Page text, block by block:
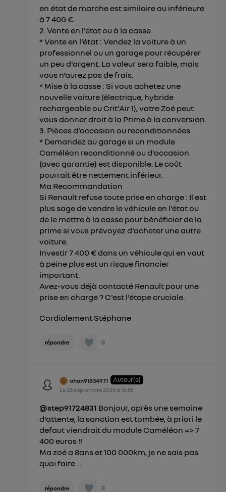
en état de marche est similaire ou inférieure
à 7 400 €.
2. Vente en l'état ou à la casse
* Vente en l'état : Vendez la voiture à un
professionnel ou un garage pour récupérer
un peu d'argent. La valeur sera faible, mais
vous n'aurez pas de frais.
* Mise à la casse : Si vous achetez une
nouvelle voiture (électrique, hybride
rechargeable ou Crit'Air 1), votre Zoé peut
vous donner droit à la Prime à la conversion.
3. Pièces d'occasion ou reconditionnées
* Demandez au garage si un module
Caméléon reconditionné ou d'occasion
(avec garantie) est disponible. Le coût
pourrait être nettement inférieur.
Ma Recommandation
Si Renault refuse toute prise en charge : Il est
plus sage de vendre le véhicule en l'état ou
de le mettre à la casse pour bénéficier de la
prime si vous prévoyez d'acheter une autre
voiture.
Investir 7 400 € dans un véhicule qui en vaut
à peine plus est un risque financier
important.
Avez-vous déjà contacté Renault pour une
prise en charge ? C'est l'étape cruciale.
Cordialement Stéphane
répondre 0
ohan91834971 Auteur(e)
Le 26 septembre 2025à16:38
@step91724831 Bonjour, après une semaine
d'attente, la sanction est tombée, à priori le
defaut viendrait du module Caméléon => 7
400 euros !!
Ma zoé a 8ans et 100 000km, je ne sais pas
quoi faire ...
répondre 0